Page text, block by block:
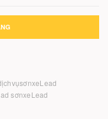
sơnxeLead